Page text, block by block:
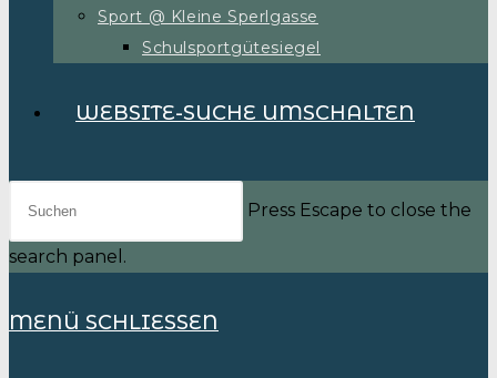
Sport @ Kleine Sperlgasse
Schulsportgütesiegel
WEBSITE-SUCHE UMSCHALTEN
Press Escape to close the
search panel.
MENÜ SCHLIESSEN